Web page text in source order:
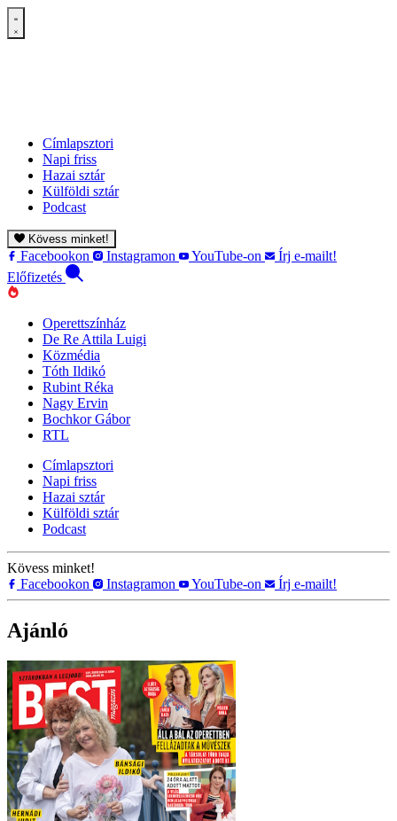
Címlapsztori
Napi friss
Hazai sztár
Külföldi sztár
Podcast
Kövess minket!
Facebookon Instagramon YouTube-on
Írj e-mailt!
Előfizetés
Operettszínház
De Re Attila Luigi
Közmédia
Tóth Ildikó
Rubint Réka
Nagy Ervin
Bochkor Gábor
RTL
Címlapsztori
Napi friss
Hazai sztár
Külföldi sztár
Podcast
Kövess minket!
Facebookon
Instagramon YouTube-on Írj e-mailt!
Ajánló